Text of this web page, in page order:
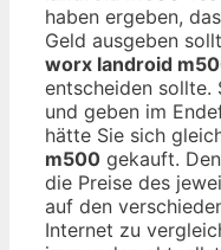
haben ergeben,
Geld ausgeben
worx landroid
entscheiden sollte.
und geben im
hätte Sie sich
m500 gekauft.
die Preise des
auf den
Internet zu